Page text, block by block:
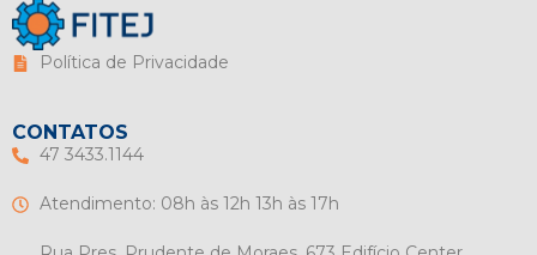
Política de Privacidade
CONTATOS
47 3433.1144
Atendimento: 08h às 12h 13h às 17h